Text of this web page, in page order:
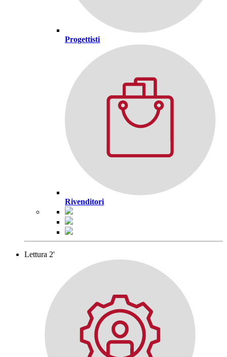
Progettisti
Rivenditori
Lettura 2'